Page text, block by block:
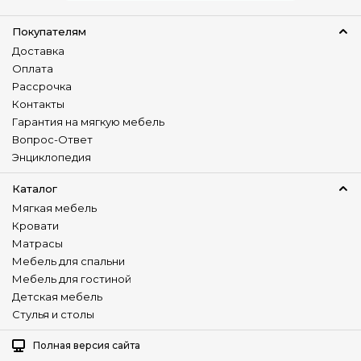
Стиль
Неоклассика( Neoclassic)
Подушки в комплекте
Нет
Варианты трансформации
Раскладной
Нераскладной
Нет
Универсальный угол
Нет
Изготовление в коже
Нет
1900-1010мм.
угловой диван Мишель 3ML(R).90.1AR(L
Покупателям
Доставка
Оплата
Рассрочка
Контакты
Гарантия на мягкую мебель
Вопрос-Ответ
Энциклопедия
Каталог
Мягкая мебель
Кровати
Матрасы
Мебель для спальни
Мебель для гостиной
Детская мебель
Стулья и столы
Полная версия сайта